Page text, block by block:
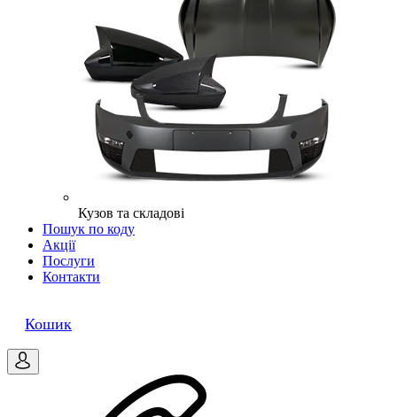
Кузов та складові
Пошук по коду
Акції
Послуги
Контакти
Кошик